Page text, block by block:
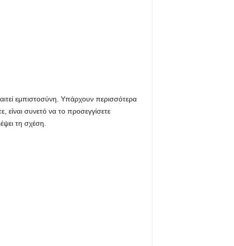
εμπιστοσύνη. Υπάρχουν περισσότερα
είναι συνετό να το προσεγγίσετε
τη σχέση.